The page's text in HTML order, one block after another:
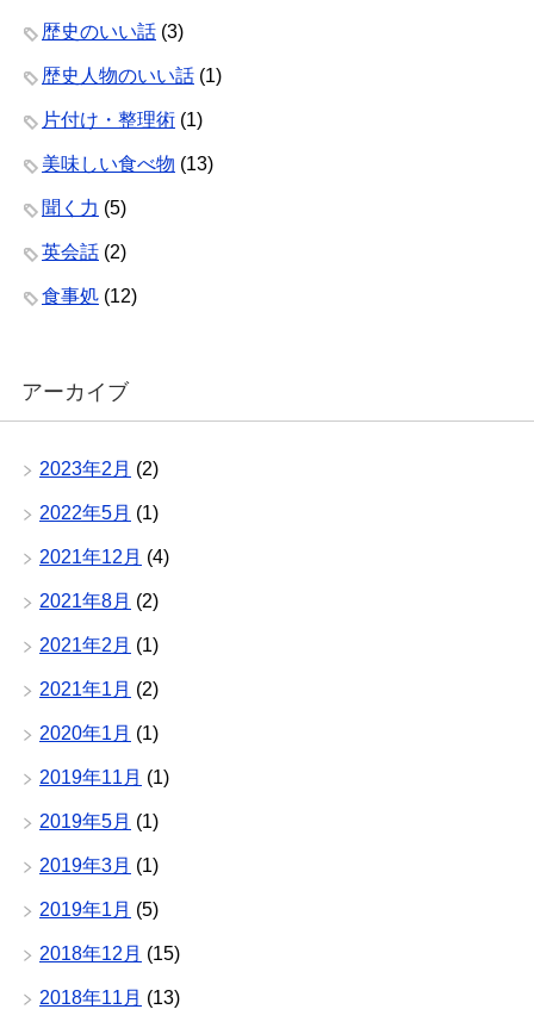
歴史のいい話 (3)
歴史人物のいい話 (1)
片付け・整理術 (1)
美味しい食べ物 (13)
聞く力 (5)
英会話 (2)
食事処 (12)
アーカイブ
2023年2月 (2)
2022年5月 (1)
2021年12月 (4)
2021年8月 (2)
2021年2月 (1)
2021年1月 (2)
2020年1月 (1)
2019年11月 (1)
2019年5月 (1)
2019年3月 (1)
2019年1月 (5)
2018年12月 (15)
2018年11月 (13)